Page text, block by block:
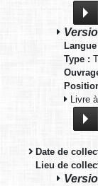
Langue
Type :
Livre
Date de
Lieu de